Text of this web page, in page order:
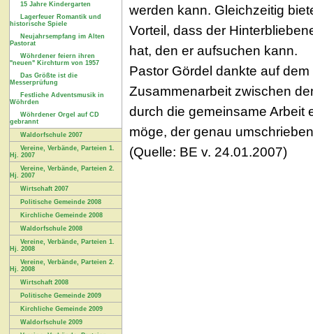
15 Jahre Kindergarten
Lagerfeuer Romantik und
historische Spiele
Neujahrsempfang im Alten
Pastorat
Wöhrdener feiern ihren
"neuen" Kirchturm von 1957
Das Größte ist die
Messerprüfung
Festliche Adventsmusik in
Wöhrden
Wöhrdener Orgel auf CD
gebrannt
Waldorfschule 2007
Vereine, Verbände, Parteien 1.
Hj. 2007
Vereine, Verbände, Parteien 2.
Hj. 2007
Wirtschaft 2007
Politische Gemeinde 2008
Kirchliche Gemeinde 2008
Waldorfschule 2008
Vereine, Verbände, Parteien 1.
Hj. 2008
Vereine, Verbände, Parteien 2.
Hj. 2008
Wirtschaft 2008
Politische Gemeinde 2009
Kirchliche Gemeinde 2009
Waldorfschule 2009
werden kann. Gleichzeitig
Vorteil, dass der
hat, den er aufsuchen kann.
Pastor Gördel dankte auf
Zusammenarbeit zwischen
durch die gemeinsame Arbeit
möge, der genau
(Quelle: BE v. 24.01.2007)